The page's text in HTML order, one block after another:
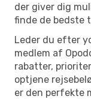
der giver dig
finde de bedste
Leder du efter
medlem af
rabatter,
optjene
er den perfekte